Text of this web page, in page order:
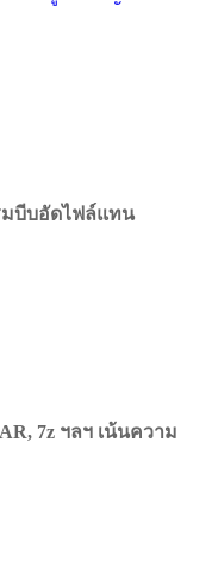
มบีบอัดไฟล์แทน
7z ฯลฯ เน้นความ